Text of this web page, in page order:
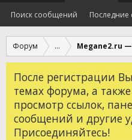
Форум ... Megane2.ru
После регистрации
темах форума, а
просмотр ссылок,
сообщений и другие
Присоединяйтесь!
Поиск сообщений